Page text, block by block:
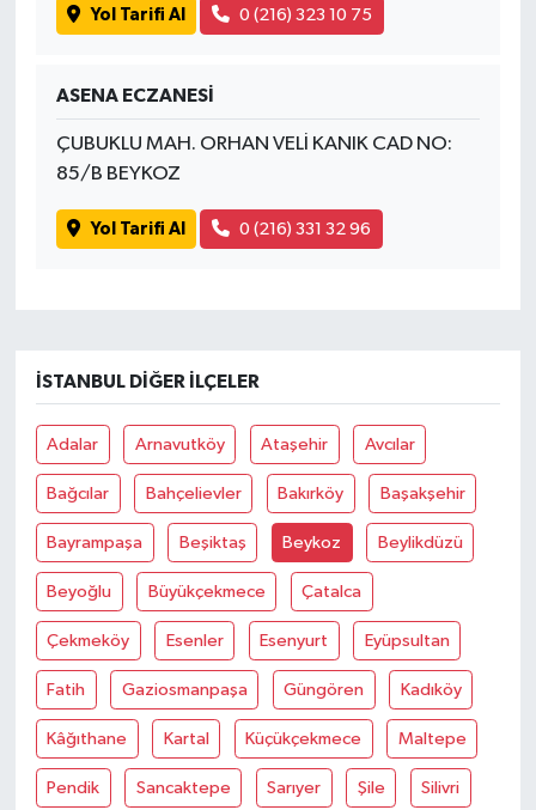
Yol Tarifi Al 0 (216) 323 10 75
ASENA ECZANESİ
ÇUBUKLU MAH. ORHAN VELİ KANIK CAD NO:
85/B BEYKOZ
Yol Tarifi Al 0 (216) 331 32 96
İSTANBUL DIĞER İLÇELER
Adalar Arnavutköy Ataşehir Avcılar
Bağcılar Bahçelievler Bakırköy Başakşehir
Bayrampaşa Beşiktaş Beykoz Beylikdüzü
Beyoğlu Büyükçekmece Çatalca
Çekmeköy Esenler Esenyurt Eyüpsultan
Fatih Gaziosmanpaşa Güngören Kadıköy
Kâğıthane Kartal Küçükçekmece Maltepe
Pendik Sancaktepe Sarıyer Şile Silivri